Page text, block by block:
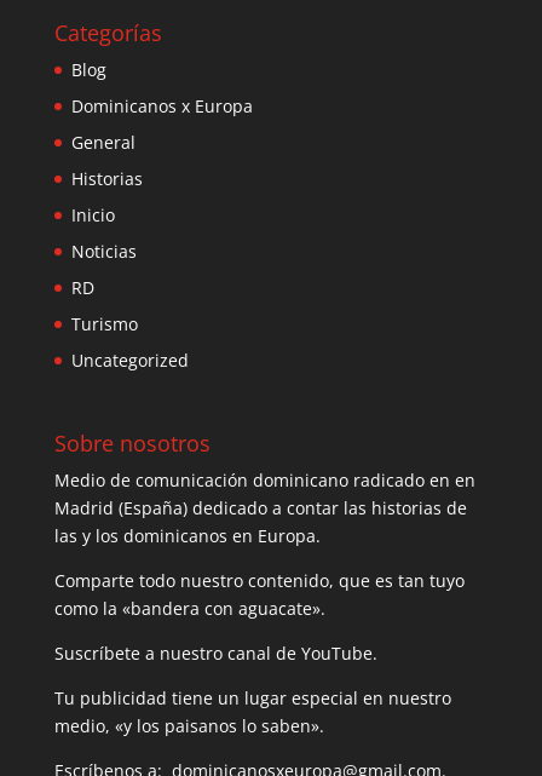
Categorías
Blog
Dominicanos x Europa
General
Historias
Inicio
Noticias
RD
Turismo
Uncategorized
Sobre nosotros
Medio de comunicación dominicano radicado en en
Madrid (España) dedicado a contar las historias de
las y los dominicanos en Europa.
Comparte todo nuestro contenido, que es tan tuyo
como la «bandera con aguacate».
Suscríbete a nuestro canal de YouTube.
Tu publicidad tiene un lugar especial en nuestro
medio, «y los paisanos lo saben».
Escríbenos a: dominicanosxeuropa@gmail.com.